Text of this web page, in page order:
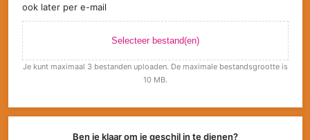
ook later per e-mail
Selecteer bestand(en)
Je kunt maximaal 3 bestanden uploaden. De maximale bestandsgrootte is
10 MB.
Ben je klaar om je geschil in te dienen?